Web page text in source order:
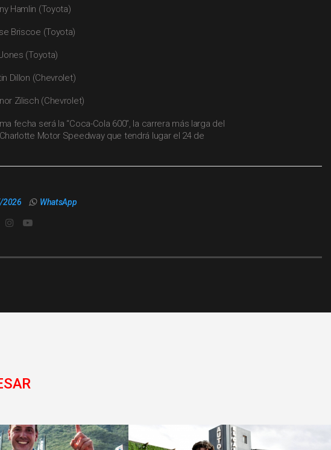
Hamlin (Toyota)
Briscoe (Toyota)
(Toyota)
Dillon (Chevrolet)
Zilisch (Chevrolet)
fecha será la “Coca-Cola 600”, la carrera más larga del
Motor Speedway que tendrá lugar el 24 de
2026 WhatsApp